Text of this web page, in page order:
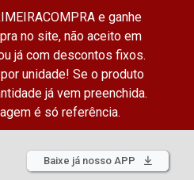
e ganhe
no site, não aceito em
já com descontos fixos.
unidade! Se o produto
já vem preenchida.
é só referência.
Baixe já nosso APP